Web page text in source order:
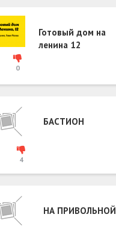
0
Готовый дом на
ленина 12
4
БАСТИОН
НА ПРИВОЛЬНОЙ